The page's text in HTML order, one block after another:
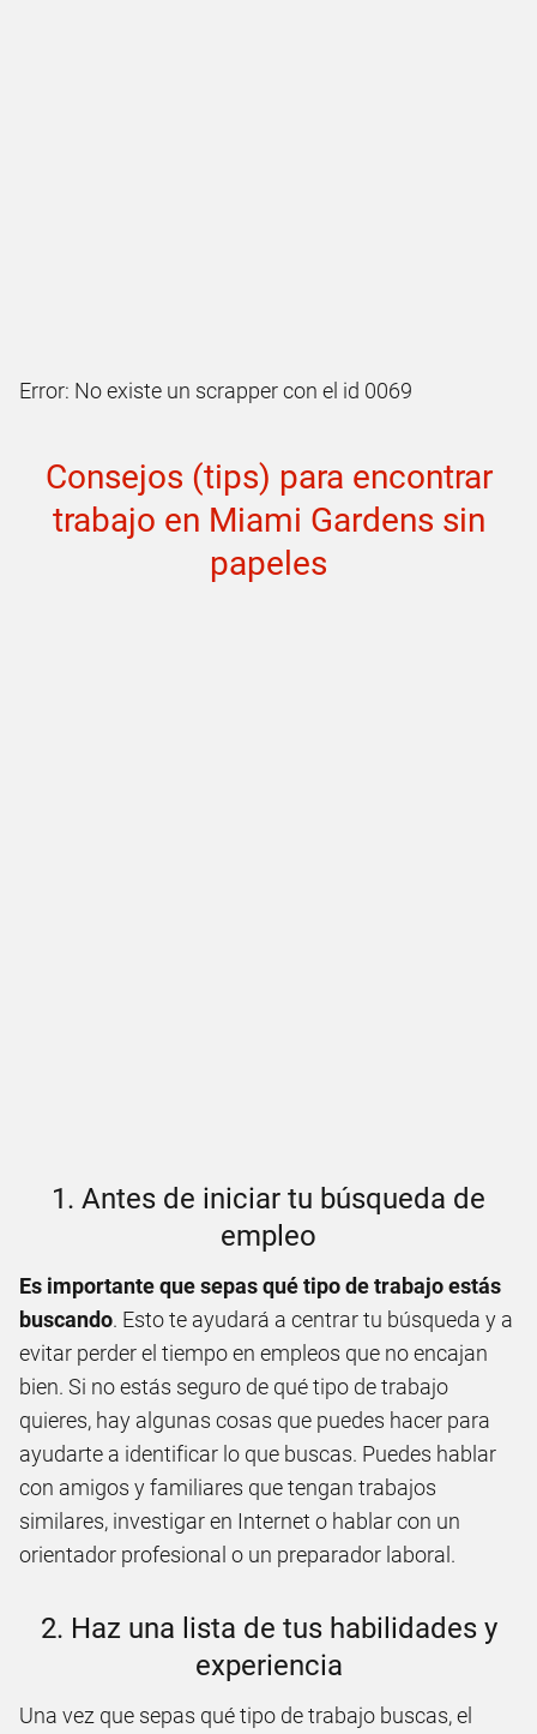
Error: No existe un scrapper con el id 0069
Consejos (tips) para encontrar
trabajo en Miami Gardens sin
papeles
1. Antes de iniciar tu búsqueda de
empleo
Es importante que sepas qué tipo de trabajo estás
buscando. Esto te ayudará a centrar tu búsqueda y a
evitar perder el tiempo en empleos que no encajan
bien. Si no estás seguro de qué tipo de trabajo
quieres, hay algunas cosas que puedes hacer para
ayudarte a identificar lo que buscas. Puedes hablar
con amigos y familiares que tengan trabajos
similares, investigar en Internet o hablar con un
orientador profesional o un preparador laboral.
2. Haz una lista de tus habilidades y
experiencia
Una vez que sepas qué tipo de trabajo buscas, el